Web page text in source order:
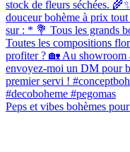
Peps et vibes bohèmes